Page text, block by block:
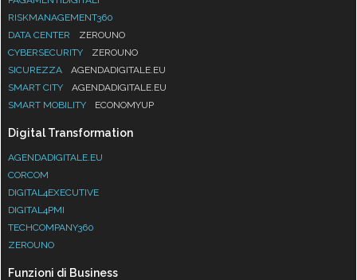
RISKMANAGEMENT360
DATA CENTER
ZEROUNO
CYBERSECURITY
ZEROUNO
SICUREZZA
AGENDADIGITALE.EU
SMART CITY
AGENDADIGITALE.EU
SMART MOBILITY
ECONOMYUP
Digital Transformation
AGENDADIGITALE.EU
CORCOM
DIGITAL4EXECUTIVE
DIGITAL4PMI
TECHCOMPANY360
ZEROUNO
Funzioni di Business